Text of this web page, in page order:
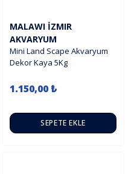
MALAWI İZMIR
AKVARYUM
Mini Land Scape Akvaryum
Dekor Kaya 5Kg
1.150,00 ₺
SEPETE EKLE